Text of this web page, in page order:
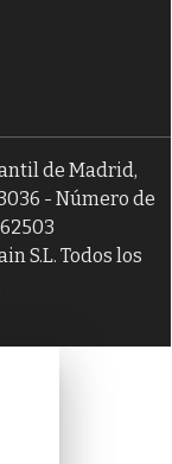
de Madrid,
- Número de
S.L. Todos los